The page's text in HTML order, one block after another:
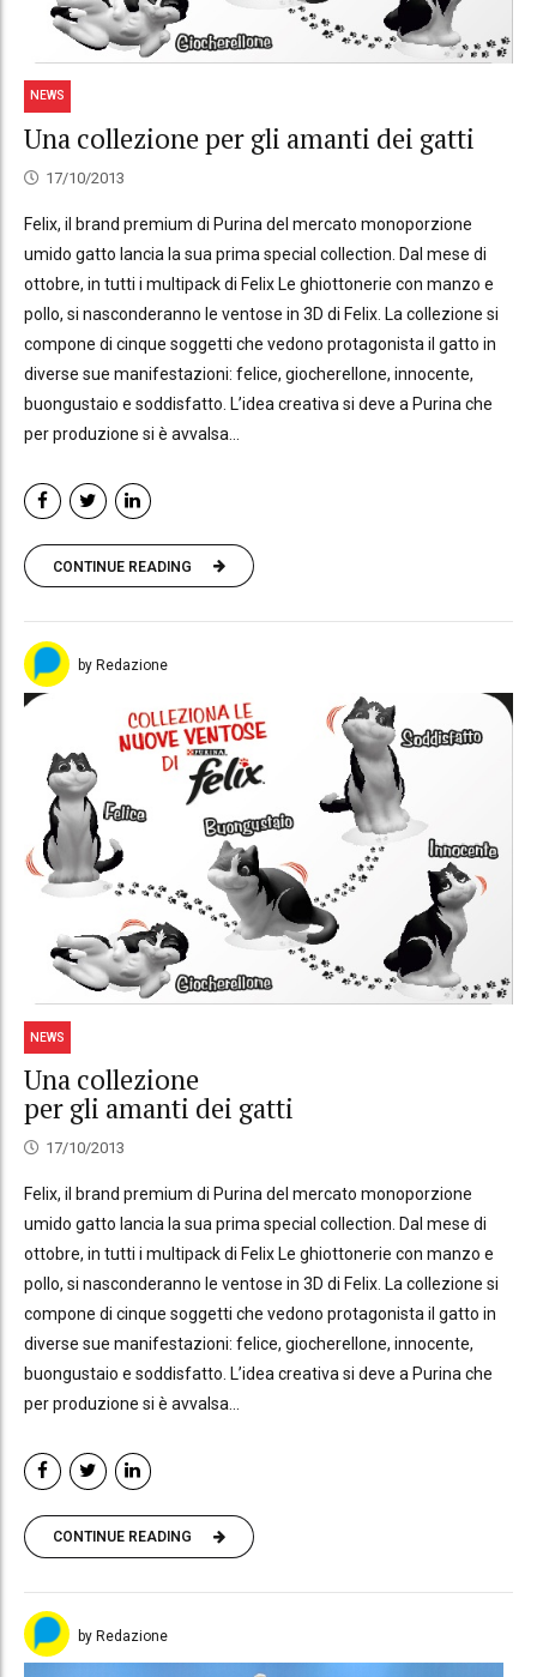
NEWS
Una collezione per gli amanti dei gatti
17/10/2013
Felix, il brand premium di Purina del mercato monoporzione
umido gatto lancia la sua prima special collection. Dal mese di
ottobre, in tutti i multipack di Felix Le ghiottonerie con manzo e
pollo, si nasconderanno le ventose in 3D di Felix. La collezione si
compone di cinque soggetti che vedono protagonista il gatto in
diverse sue manifestazioni: felice, giocherellone, innocente,
buongustaio e soddisfatto. L’idea creativa si deve a Purina che
per produzione si è avvalsa...
CONTINUE READING
by Redazione
NEWS
Una collezione
per gli amanti dei gatti
17/10/2013
Felix, il brand premium di Purina del mercato monoporzione
umido gatto lancia la sua prima special collection. Dal mese di
ottobre, in tutti i multipack di Felix Le ghiottonerie con manzo e
pollo, si nasconderanno le ventose in 3D di Felix. La collezione si
compone di cinque soggetti che vedono protagonista il gatto in
diverse sue manifestazioni: felice, giocherellone, innocente,
buongustaio e soddisfatto. L’idea creativa si deve a Purina che
per produzione si è avvalsa...
CONTINUE READING
by Redazione